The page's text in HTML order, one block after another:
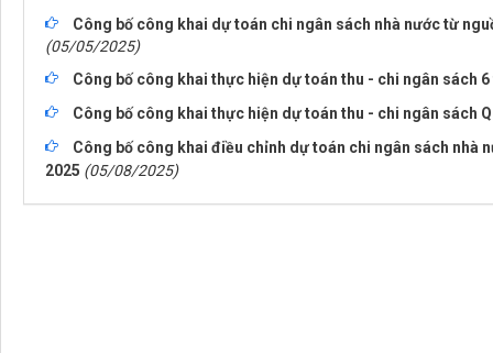
Công bố công khai dự toán chi ngân sách nhà nước từ
(05/05/2025)
Công bố công khai thực hiện dự toán thu - chi ngân sách
Công bố công khai thực hiện dự toán thu - chi ngân sách
Công bố công khai điều chỉnh dự toán chi ngân sách nhà
2025 (05/08/2025)